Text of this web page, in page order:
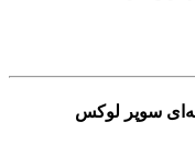
سوپر لوکس